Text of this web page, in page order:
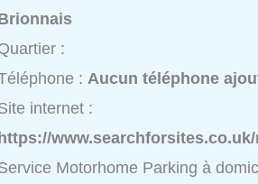
:
:Aucun téléphone
internet :
https://
Motorhome Parking à